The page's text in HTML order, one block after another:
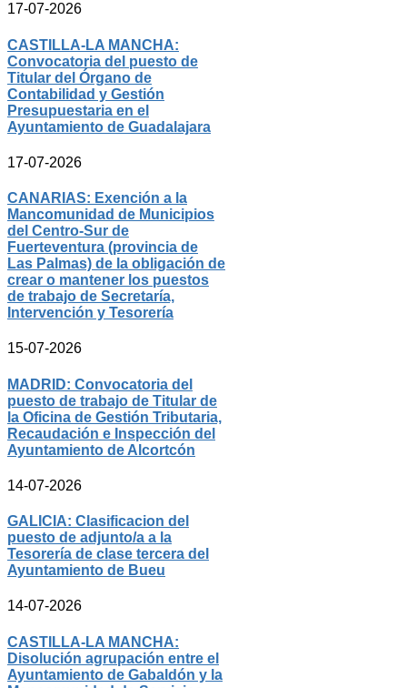
17-07-2026
CASTILLA-LA MANCHA:
Convocatoria del puesto de
Titular del Órgano de
Contabilidad y Gestión
Presupuestaria en el
Ayuntamiento de Guadalajara
17-07-2026
CANARIAS: Exención a la
Mancomunidad de Municipios
del Centro-Sur de
Fuerteventura (provincia de
Las Palmas) de la obligación de
crear o mantener los puestos
de trabajo de Secretaría,
Intervención y Tesorería
15-07-2026
MADRID: Convocatoria del
puesto de trabajo de Titular de
la Oficina de Gestión Tributaria,
Recaudación e Inspección del
Ayuntamiento de Alcortcón
14-07-2026
GALICIA: Clasificacion del
puesto de adjunto/a a la
Tesorería de clase tercera del
Ayuntamiento de Bueu
14-07-2026
CASTILLA-LA MANCHA:
Disolución agrupación entre el
Ayuntamiento de Gabaldón y la